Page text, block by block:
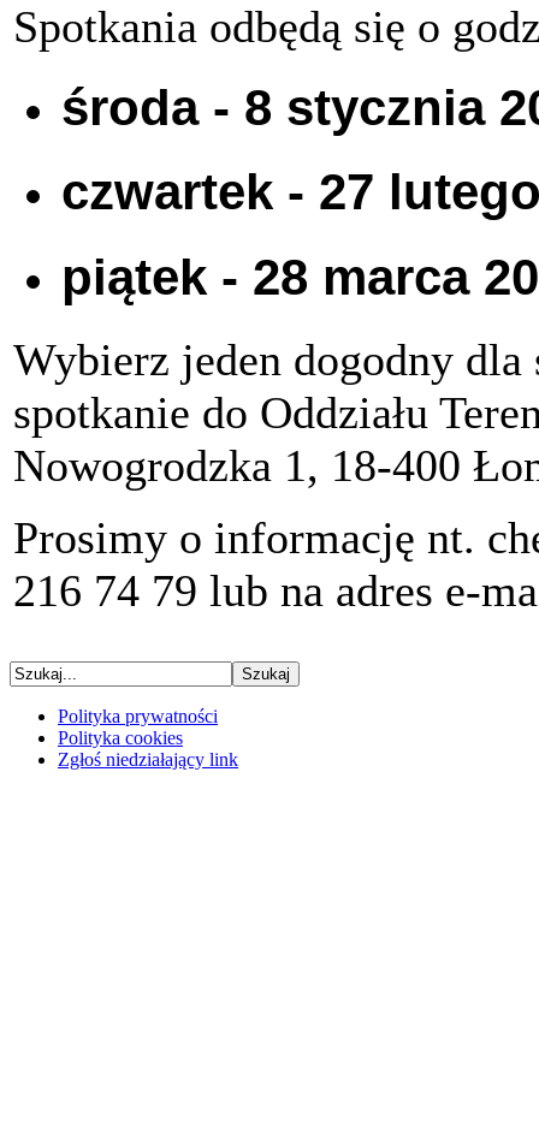
Spotkania odbędą się o
środa - 8 stycznia
czwartek - 27
piątek - 28 marca
Wybierz jeden dogodny
spotkanie do Oddziału
Nowogrodzka 1, 18-400
Prosimy o informację nt.
216 74 79 lub na adres e-
Polityka prywatności
Polityka cookies
Zgłoś niedziałający link